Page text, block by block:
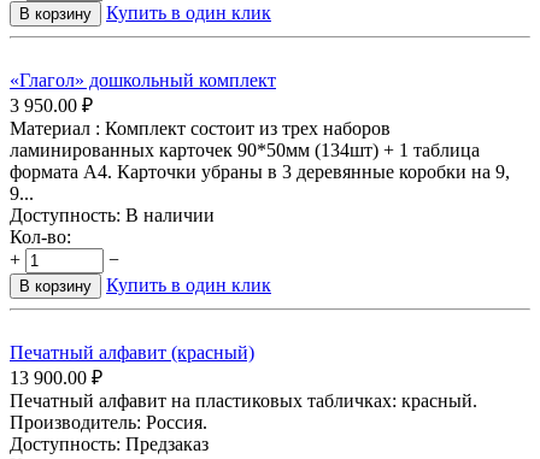
В корзину Купить в один клик
«Глагол» дошкольный комплект
3 950.00 ₽
Материал : Комплект состоит из трех наборов
ламинированных карточек 90*50мм (134шт) + 1 таблица
формата А4. Карточки убраны в 3 деревянные коробки на 9,
9...
Доступность: В наличии
Кол-во:
+
−
В корзину Купить в один клик
Печатный алфавит (красный)
13 900.00 ₽
Печатный алфавит на пластиковых табличках: красный.
Производитель: Россия.
Доступность: Предзаказ